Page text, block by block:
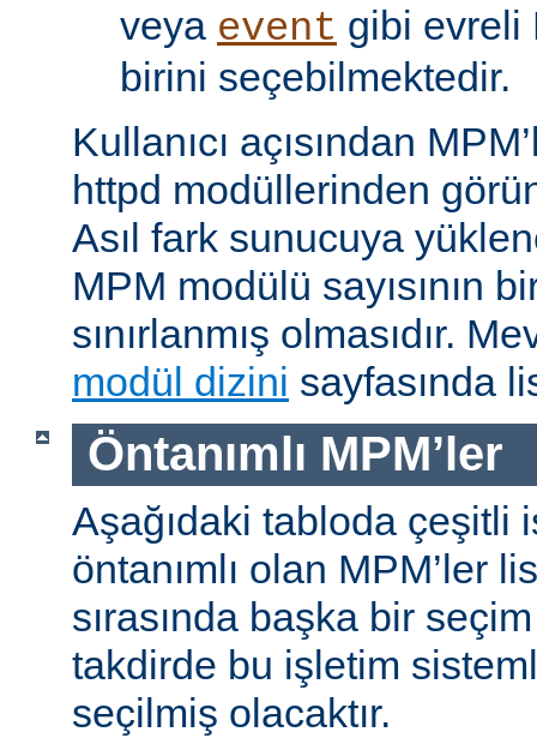
veya event gibi evreli
birini seçebilmektedir.
Kullanıcı açısından
httpd modüllerinden
Asıl fark sunucuya
MPM modülü sayısının
sınırlanmış olmasıdır.
modül dizini sayfasında
Öntanımlı MPM’ler
Aşağıdaki tabloda çeşitli
öntanımlı olan MPM’ler
sırasında başka bir seçim
takdirde bu işletim
seçilmiş olacaktır.